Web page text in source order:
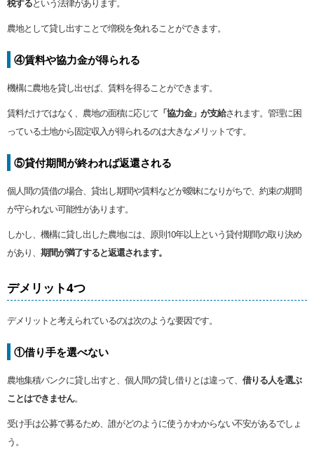
税するという法律があります。
農地として貸し出すことで増税を免れることができます。
④賃料や協力金が得られる
機構に農地を貸し出せば、賃料を得ることができます。
賃料だけではなく、農地の面積に応じて 「協力金」が支給されます。管理に困
っている土地から固定収入が得られるのは大きなメリットです。
⑤貸付期間が終われば返還される
個人間の賃借の場合、貸出し期間や賃料などが曖昧になりがちで、約束の期間
が守られない可能性があります。
しかし、機構に貸し出した農地には、原則10年以上という貸付期間の取り決め
があり、 期間が満了すると返還されます。
デメリット4つ
デメリットと考えられているのは次のような要因です。
①借り手を選べない
農地集積バンクに貸し出すと、個人間の貸し借りとは違って、 借りる人を選ぶ
ことはできません。
受け手は公募で募るため、誰がどのように使うかわからない不安があるでしょ
う。